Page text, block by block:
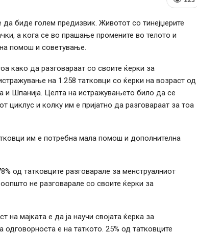
биде голем предизвик. Животот со тинејџерите
а кога се во прашање промените во телото и
помош и советување.
како да разговараат со своите ќерки за
на 1.258 татковци со ќерки на возраст од
и Шпанија. Целта на истражувањето било да се
циклус и колку им е пријатно да разговараат за тоа
им е потребна мала помош и дополнителна
од татковците разговарале за менструалниот
не разговарале со своите ќерки за
на мајката е да ја научи својата ќерка за
е на таткото. 25% од татковците